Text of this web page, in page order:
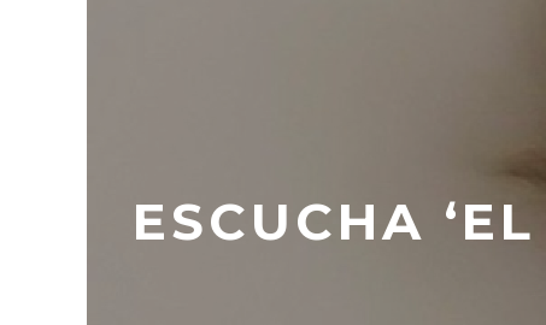
ESCUCHA